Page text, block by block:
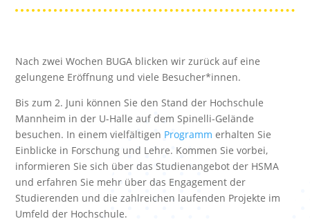
Nach zwei Wochen BUGA blicken wir zurück auf eine
gelungene Eröffnung und viele Besucher*innen.
Bis zum 2. Juni können Sie den Stand der Hochschule
Mannheim in der U-Halle auf dem Spinelli-Gelände
besuchen. In einem vielfältigen Programm erhalten Sie
Einblicke in Forschung und Lehre. Kommen Sie vorbei,
informieren Sie sich über das Studienangebot der HSMA
und erfahren Sie mehr über das Engagement der
Studierenden und die zahlreichen laufenden Projekte im
Umfeld der Hochschule.